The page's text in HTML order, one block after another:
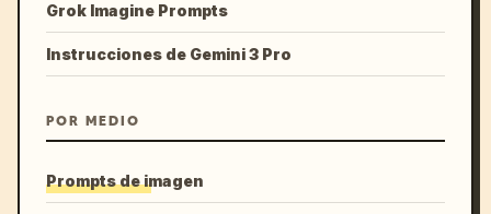
Grok Imagine Prompts
Instrucciones de Gemini 3 Pro
POR MEDIO
Prompts de imagen